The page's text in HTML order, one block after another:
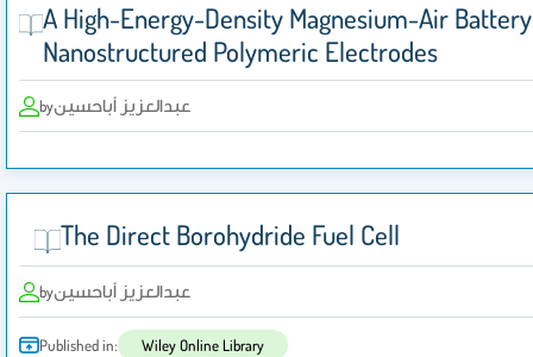
A High-Energy-Density Magnesium-Air
Nanostructured Polymeric Electrodes
byعبدالعزيز أباحسين
The Direct Borohydride Fuel Cell
byعبدالعزيز أباحسين
Published in: Wiley Online Library